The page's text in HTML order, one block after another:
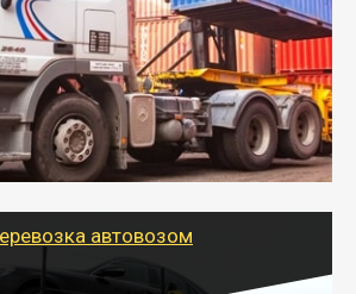
грузоперевозки на специальном
транспорте быстро, качественно и
компания поможет
в порт и из порта
на контейнеровозе,
(открытых кузовах),
крепления.
автовозом